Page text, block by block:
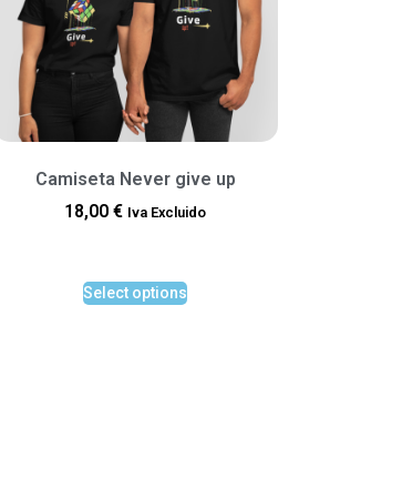
Camiseta Never give up
18,00€ Iva Excluido
Select options